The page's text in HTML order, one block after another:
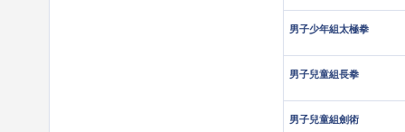
男子少年組太極拳
男子兒童組長拳
男子兒童組劍術